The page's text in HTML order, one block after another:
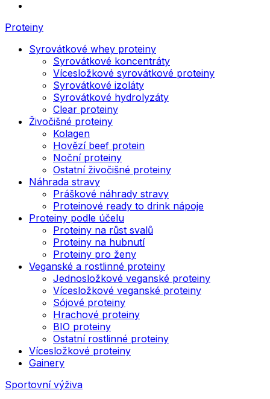
Proteiny
Syrovátkové whey proteiny
Syrovátkové koncentráty
Vícesložkové syrovátkové proteiny
Syrovátkové izoláty
Syrovátkové hydrolyzáty
Clear proteiny
Živočišné proteiny
Kolagen
Hovězí beef protein
Noční proteiny
Ostatní živočišné proteiny
Náhrada stravy
Práškové náhrady stravy
Proteinové ready to drink nápoje
Proteiny podle účelu
Proteiny na růst svalů
Proteiny na hubnutí
Proteiny pro ženy
Veganské a rostlinné proteiny
Jednosložkové veganské proteiny
Vícesložkové veganské proteiny
Sójové proteiny
Hrachové proteiny
BIO proteiny
Ostatní rostlinné proteiny
Vícesložkové proteiny
Gainery
Sportovní výživa